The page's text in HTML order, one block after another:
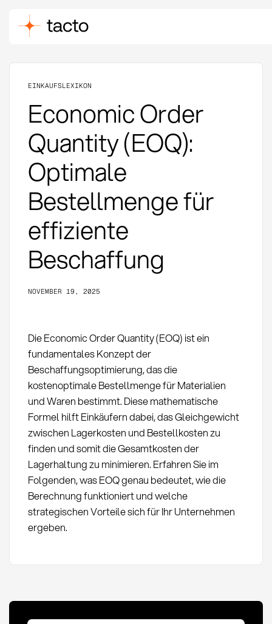
EINKAUFSLEXIKON
Economic Order
Quantity (EOQ):
Optimale
Bestellmenge für
effiziente
Beschaffung
NOVEMBER 19, 2025
Die Economic Order Quantity (EOQ) ist ein
fundamentales Konzept der
Beschaffungsoptimierung, das die
kostenoptimale Bestellmenge für Materialien
und Waren bestimmt. Diese mathematische
Formel hilft Einkäufern dabei, das Gleichgewicht
zwischen Lagerkosten und Bestellkosten zu
finden und somit die Gesamtkosten der
Lagerhaltung zu minimieren. Erfahren Sie im
Folgenden, was EOQ genau bedeutet, wie die
Berechnung funktioniert und welche
strategischen Vorteile sich für Ihr Unternehmen
ergeben.